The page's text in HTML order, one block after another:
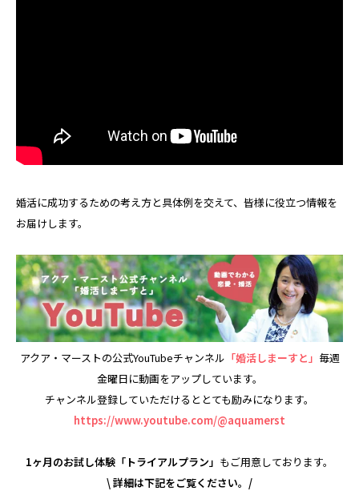
婚活に成功するための考え方と具体例を交えて、皆様に役立つ情報を
お届けします。
アクア・マーストの公式YouTubeチャンネル 「婚活しまーすと」 毎週
金曜日に動画をアップしています。
チャンネル登録していただけるととても励みになります。
https://www.youtube.com/@aquamerst
1ヶ月のお試し体験「トライアルプラン」 もご用意しております。
\ 詳細は下記をご覧ください。/